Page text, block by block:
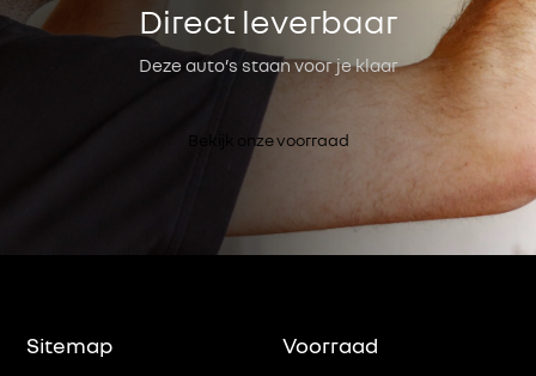
Direct leverbaar
Deze auto’s staan voor je klaar
Bekijk onze voorraad
Sitemap Voorraad